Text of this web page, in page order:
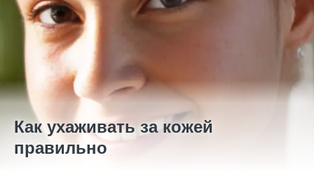
Как ухаживать за кожей
правильно